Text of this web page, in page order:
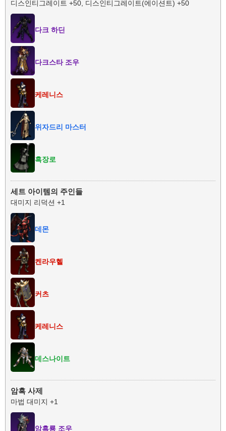
디스인티그레이트 +50, 디스인티그레이트(에이션트) +50
다크 하딘
다크스타 조우
케레니스
위자드리 마스터
흑장로
세트 아이템의 주인들
대미지 리덕션 +1
데몬
켄라우헬
커츠
케레니스
데스나이트
암흑 사제
마법 대미지 +1
암흑룡 조우